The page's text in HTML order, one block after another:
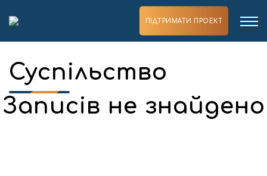
ПІДТРИМАТИ ПРОЕКТ
Суспільство
Записів не знайдено